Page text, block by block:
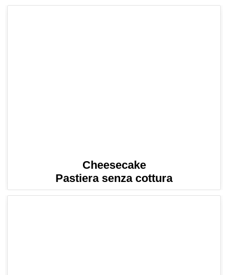
Cheesecake
Pastiera senza cottura